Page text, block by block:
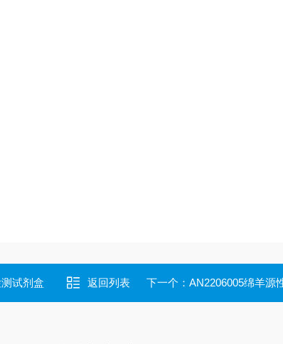
试剂盒 返回列表 下一个： AN2206005绵羊源性